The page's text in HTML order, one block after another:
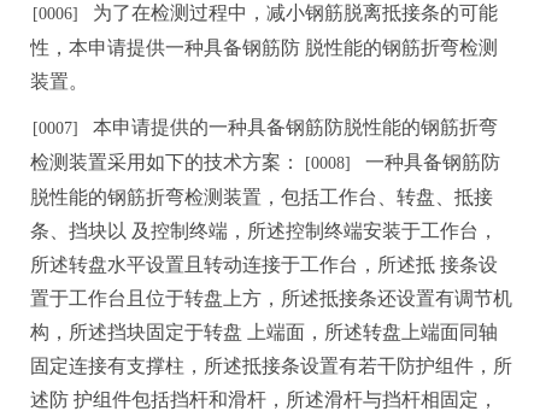
[0006] 为了在检测过程中，减小钢筋脱离抵接条的可能
性，本申请提供一种具备钢筋防 脱性能的钢筋折弯检测
装置。
[0007] 本申请提供的一种具备钢筋防脱性能的钢筋折弯
检测装置采用如下的技术方案： [0008]
一种具备钢筋防
脱性能的钢筋折弯检测装置，包括工作台、转盘、抵接
条、挡块以 及控制终端，所述控制终端安装于工作台，
所述转盘水平设置且转动连接于工作台，所述抵 接条设
置于工作台且位于转盘上方，所述抵接条还设置有调节机
构，所述挡块固定于转盘
上端面，所述转盘上端面同轴
固定连接有支撑柱，所述抵接条设置有若干防护组件，所
述防 护组件包括挡杆和滑杆，所述滑杆与挡杆相固定，